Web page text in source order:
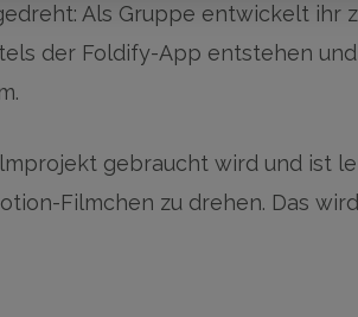
Als Gruppe entwickelt ihr
der Foldify-App entstehen
gebraucht wird und ist
Filmchen zu drehen. Das